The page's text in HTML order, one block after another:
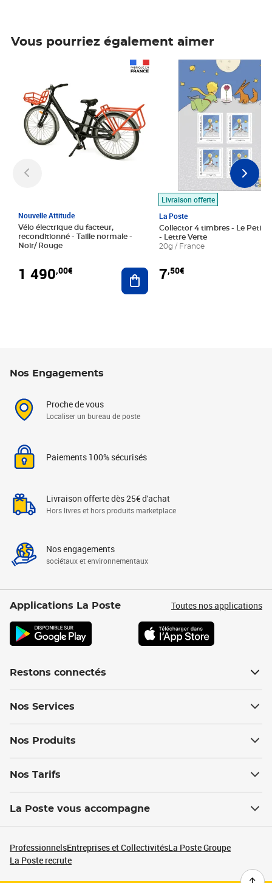
Vous pourriez également aimer
Nouvelle Attitude
Vélo électrique du facteur,
reconditionné - Taille normale -
Noir/ Rouge
1 490,00€ Ajouter au panier
Livraison offerte
La Poste
Collector 4 timbres - Le Petit
- Lettre Verte
20g / France
7,50€
Prix 7,50€
Nos Engagements
Proche de vous
Localiser un bureau de poste
Paiements 100% sécurisés
Livraison offerte dès 25€ d'achat
Hors livres et hors produits marketplace
Nos engagements
sociétaux et environnementaux
Applications La Poste Toutes nos applications
Restons connectés
Nos Services
Nos Produits
Nos Tarifs
La Poste vous accompagne
ProfessionnelsEntreprises et CollectivitésLa Poste Groupe
La Poste recrute